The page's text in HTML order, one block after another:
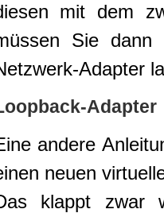
mit dem
Sie dann
Adapter
Adapter
andere
neuen
klappt zwar